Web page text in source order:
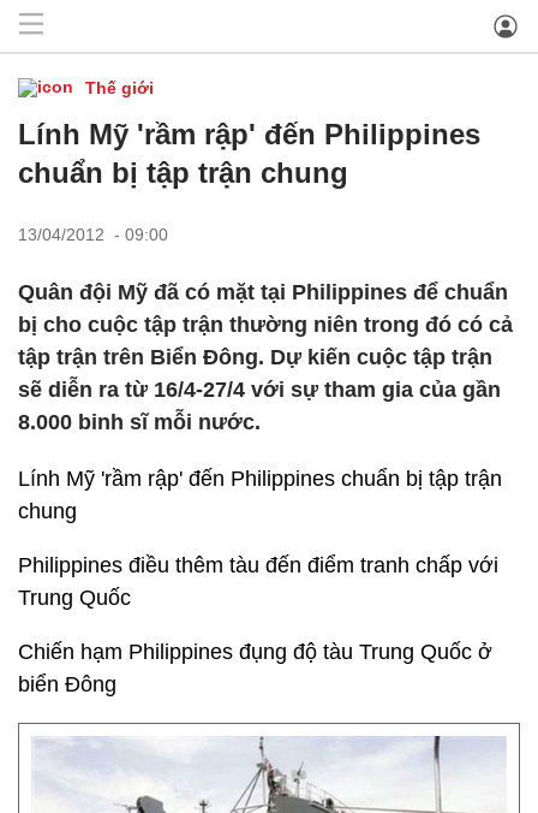
Thế giới
Lính Mỹ 'rầm rập' đến Philippines
chuẩn bị tập trận chung
13/04/2012 - 09:00
Quân đội Mỹ đã có mặt tại Philippines để chuẩn
bị cho cuộc tập trận thường niên trong đó có cả
tập trận trên Biển Đông. Dự kiến cuộc tập trận
sẽ diễn ra từ 16/4-27/4 với sự tham gia của gần
8.000 binh sĩ mỗi nước.
Lính Mỹ 'rầm rập' đến Philippines chuẩn bị tập trận
chung
Philippines điều thêm tàu đến điểm tranh chấp với
Trung Quốc
Chiến hạm Philippines đụng độ tàu Trung Quốc ở
biển Đông